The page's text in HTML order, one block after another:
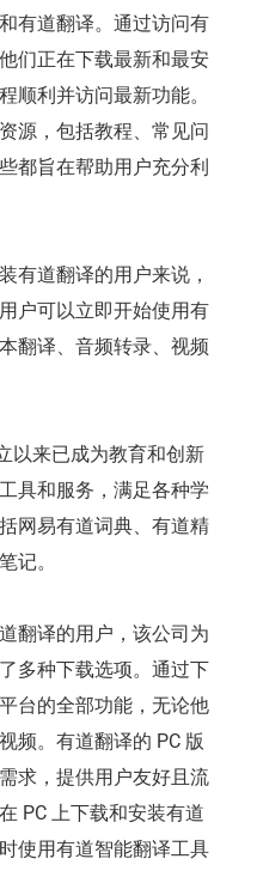
有道翻译。通过访问有
们正在下载最新和最安
顺利并访问最新功能。
源，包括教程、常见问
都旨在帮助用户充分利
有道翻译的用户来说，
户可以立即开始使用有
翻译、音频转录、视频
以来已成为教育和创新
具和服务，满足各种学
网易有道词典、有道精
记。
翻译的用户，该公司为
多种下载选项。通过下
台的全部功能，无论他
频。有道翻译的 PC 版
求，提供用户友好且流
PC 上下载和安装有道
使用有道智能翻译工具